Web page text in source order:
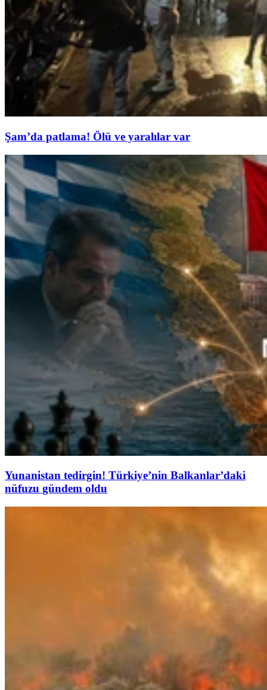
Şam’da patlama! Ölü ve yaralılar var
Yunanistan tedirgin! Türkiye’nin Balkanlar’daki
nüfuzu gündem oldu